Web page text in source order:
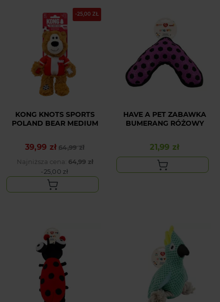
-25,00 ZŁ
KONG KNOTS SPORTS
POLAND BEAR MEDIUM
Cena podstawowa
64,99 zł
Cena
39,99 zł
Najniższa cena: 64,99 zł
-25,00 zł
HAVE A PET ZABAWKA
BUMERANG RÓŻOWY
Cena
21,99 zł